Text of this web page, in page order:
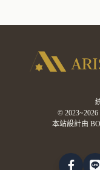
©
本站設計由